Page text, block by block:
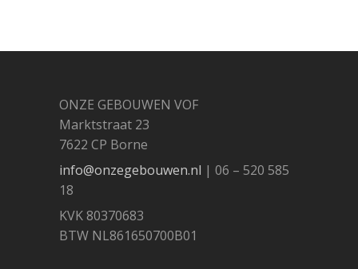
ONZE GEBOUWEN VOF
Marktstraat 23
7622 CP Borne
info@onzegebouwen.nl | 06 – 520 585
18
KVK 80370683
BTW NL861650700B01